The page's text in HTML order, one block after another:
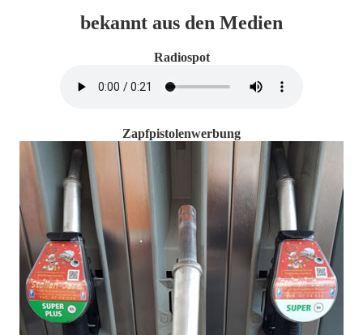
bekannt aus den Medien
Radiospot
Zapfpistolenwerbung